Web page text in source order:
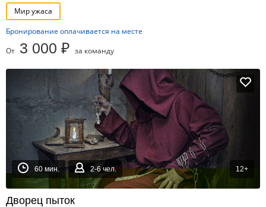
Мир ужаса
Бронирование оплачивается на месте
От 3 000 ₽ за команду
60 мин. 2-6 чел. 12+
Дворец пыток